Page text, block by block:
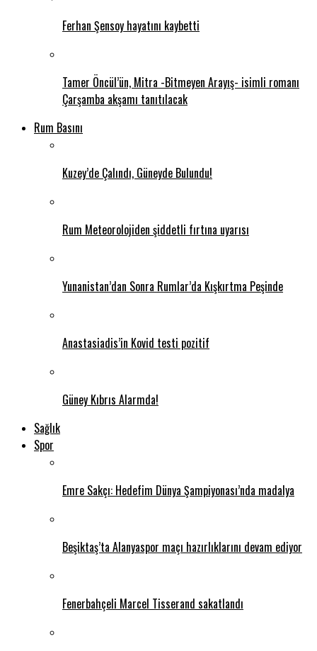
Ferhan Şensoy hayatını kaybetti
Tamer Öncül’ün, Mitra -Bitmeyen Arayış- isimli romanı
Çarşamba akşamı tanıtılacak
Rum Basını
Kuzey’de Çalındı, Güneyde Bulundu!
Rum Meteorolojiden şiddetli fırtına uyarısı
Yunanistan’dan Sonra Rumlar’da Kışkırtma Peşinde
Anastasiadis’in Kovid testi pozitif
Güney Kıbrıs Alarmda!
Sağlık
Spor
Emre Sakçı: Hedefim Dünya Şampiyonası’nda madalya
Beşiktaş’ta Alanyaspor maçı hazırlıklarını devam ediyor
Fenerbahçeli Marcel Tisserand sakatlandı